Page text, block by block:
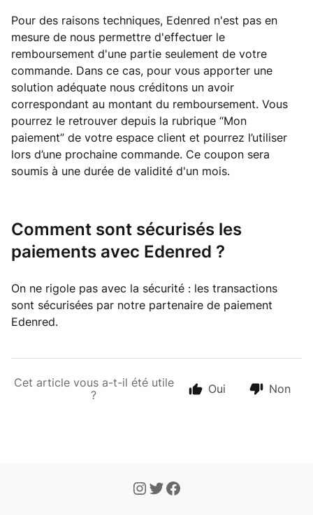
Pour des raisons techniques, Edenred n'est pas en
mesure de nous permettre d'effectuer le
remboursement d'une partie seulement de votre
commande. Dans ce cas, pour vous apporter une
solution adéquate nous créditons un avoir
correspondant au montant du remboursement. Vous
pourrez le retrouver depuis la rubrique “Mon
paiement” de votre espace client et pourrez l’utiliser
lors d’une prochaine commande. Ce coupon sera
soumis à une durée de validité d'un mois.
Comment sont sécurisés les
paiements avec Edenred ?
On ne rigole pas avec la sécurité : les transactions
sont sécurisées par notre partenaire de paiement
Edenred.
Cet article vous a-t-il été utile
?
Oui Non